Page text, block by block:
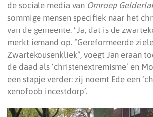
de sociale media van Omroep
sommige mensen specifiek naar het
van de gemeente. “Ja, dat is de
merkt iemand op. “Gereformeerde
Zwartekousenkliek”, voegt Jan eraan
de daad als ‘christenextremisme’ en
een stapje verder: zij noemt Ede een
xenofoob incestdorp’.